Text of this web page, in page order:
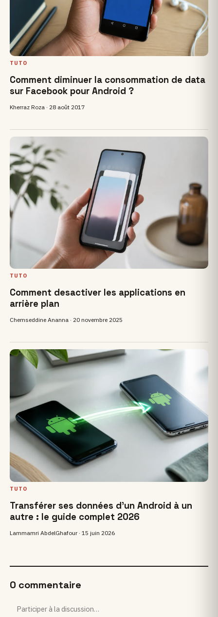
TUTO
Comment diminuer la consommation de data
sur Facebook pour Android ?
Kherraz Roza · 28 août 2017
TUTO
Comment desactiver les applications en
arrière plan
Chemseddine Ananna ·20 novembre 2025
TUTO
Transférer ses données d'un Android à un
autre : le guide complet 2026
Lammamri AbdelGhafour ·15 juin 2026
0 commentaire